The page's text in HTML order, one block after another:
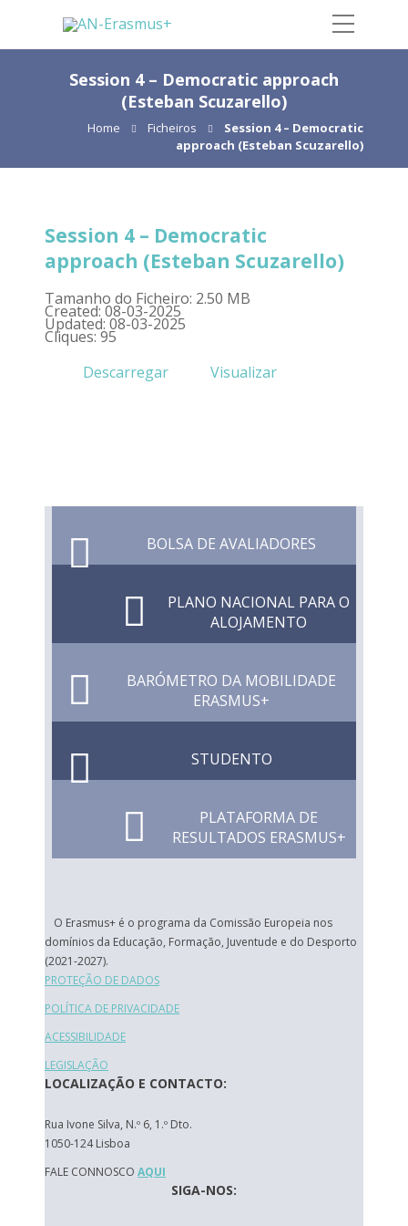
Session 4 – Democratic approach
(Esteban Scuzarello)
Home Ficheiros
Session 4 – Democratic
approach (Esteban Scuzarello)
Session 4 – Democratic
approach (Esteban Scuzarello)
Tamanho do Ficheiro: 2.50 MB
Created: 08-03-2025
Updated: 08-03-2025
Cliques: 95
Descarregar
Visualizar
BOLSA DE AVALIADORES
PLANO NACIONAL PARA O
ALOJAMENTO
BARÓMETRO DA MOBILIDADE
ERASMUS+
STUDENTO
PLATAFORMA DE
RESULTADOS ERASMUS+
O Erasmus+ é o programa da Comissão Europeia nos
domínios da Educação, Formação, Juventude e do Desporto
(2021-2027).
PROTEÇÃO DE DADOS
POLÍTICA DE PRIVACIDADE
ACESSIBILIDADE
LEGISLAÇÃO
LOCALIZAÇÃO E CONTACTO:
Rua Ivone Silva, N.º 6, 1.º Dto.
1050-124 Lisboa
FALE CONNOSCO AQUI
SIGA-NOS: